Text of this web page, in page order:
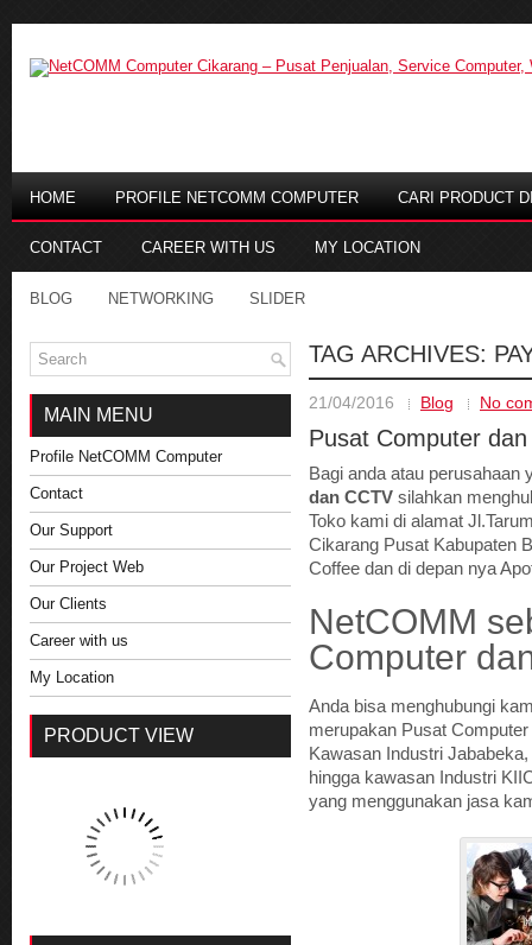
HOME PROFILE NETCOMM COMPUTER CARI PRODUCT
CONTACT CAREER WITH US MY LOCATION
BLOG NETWORKING SLIDER
TAG ARCHIVES:
21/04/2016 Blog No
Pusat Computer
Bagi anda atau perusahaan
dan CCTV silahkan
Toko kami di alamat
Cikarang Pusat Kabupaten
Coffee dan di depan nya
NetCOMM
Computer
Anda bisa menghubungi
merupakan Pusat
Kawasan Industri
hingga kawasan Industri
yang menggunakan jasa
MAIN MENU
Profile NetCOMM Computer
Contact
Our Support
Our Project Web
Our Clients
Career with us
My Location
PRODUCT VIEW